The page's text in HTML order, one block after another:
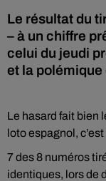
Le résultat du
– à un chiffre
celui du jeudi
et la
Le hasard fait bien
loto espagnol,
7 des 8 numéros
identiques, lors de